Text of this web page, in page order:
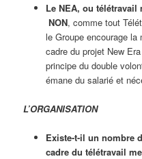
Le NEA, ou
NON, comme tout
le Groupe encourage
cadre du projet New
principe du double
émane du salarié et
L’ORGANISATION
Existe-t-il un nombre
cadre du télétravail